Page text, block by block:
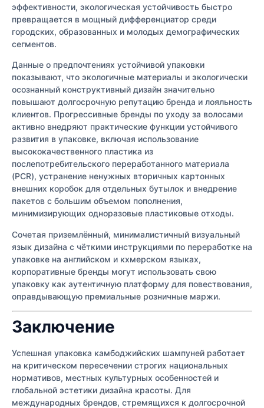
эффективности, экологическая устойчивость быстро
превращается в мощный дифференциатор среди
городских, образованных и молодых демографических
сегментов.
Данные о предпочтениях устойчивой упаковки
показывают, что экологичные материалы и экологически
осознанный конструктивный дизайн значительно
повышают долгосрочную репутацию бренда и лояльность
клиентов. Прогрессивные бренды по уходу за волосами
активно внедряют практические функции устойчивого
развития в упаковке, включая использование
высококачественного пластика из
послепотребительского переработанного материала
(PCR), устранение ненужных вторичных картонных
внешних коробок для отдельных бутылок и внедрение
пакетов с большим объемом пополнения,
минимизирующих одноразовые пластиковые отходы.
Сочетая приземлённый, минималистичный визуальный
язык дизайна с чёткими инструкциями по переработке на
упаковке на английском и кхмерском языках,
корпоративные бренды могут использовать свою
упаковку как аутентичную платформу для повествования,
оправдывающую премиальные розничные маржи.
Заключение
Успешная упаковка камбоджийских шампуней работает
на критическом пересечении строгих национальных
нормативов, местных культурных особенностей и
глобальной эстетики дизайна красоты. Для
международных брендов, стремящихся к долгосрочной